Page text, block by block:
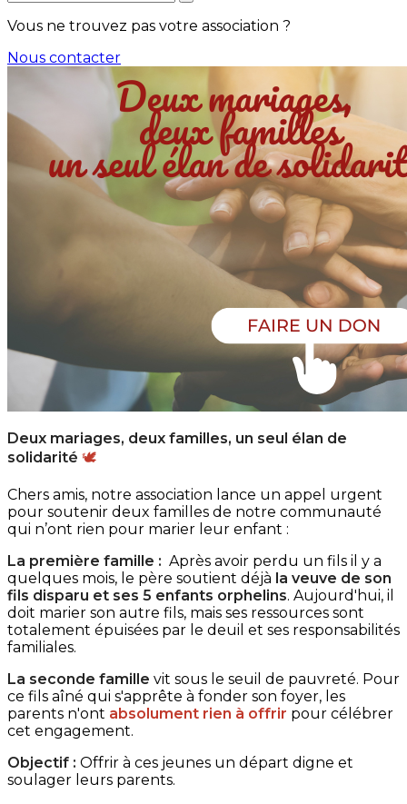
Vous ne trouvez pas votre association ?
Nous contacter
Deux mariages, deux familles, un seul élan de
solidarité 🕊️
Chers amis, notre association lance un appel urgent
pour soutenir deux familles de notre communauté
qui n’ont rien pour marier leur enfant :
La première famille : Après avoir perdu un fils il y a
quelques mois, le père soutient déjà la veuve de son
fils disparu et ses 5 enfants orphelins. Aujourd'hui, il
doit marier son autre fils, mais ses ressources sont
totalement épuisées par le deuil et ses responsabilités
familiales.
La seconde famille vit sous le seuil de pauvreté. Pour
ce fils aîné qui s'apprête à fonder son foyer, les
parents n'ont absolument rien à offrir pour célébrer
cet engagement.
Objectif : Offrir à ces jeunes un départ digne et
soulager leurs parents.